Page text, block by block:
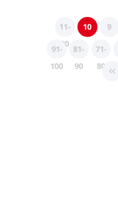
9
10
11-
20
71-
80
81-
90
91-
100